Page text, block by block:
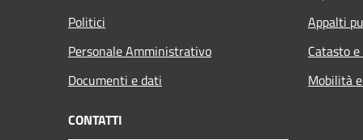
Politici
Personale Amministrativo
Documenti e dati
Appalti
Catasto
Mobilità
CONTATTI